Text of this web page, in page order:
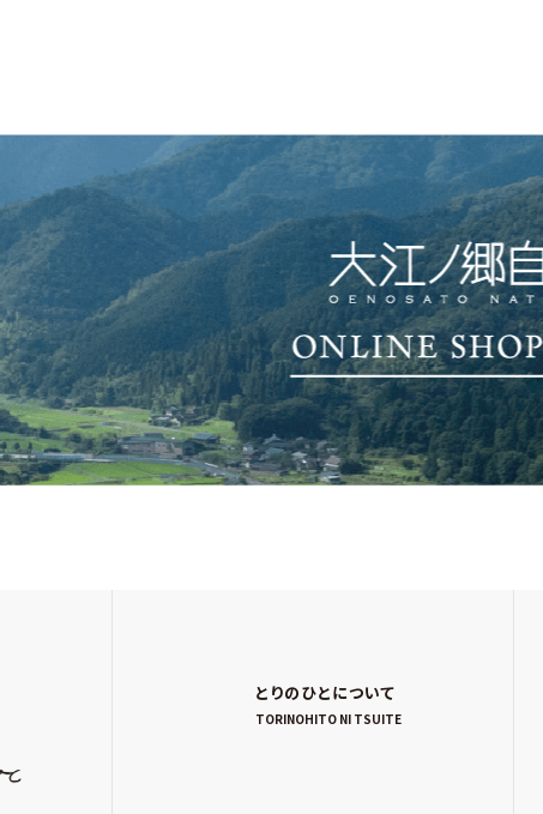
とりのひとについて
TORINOHITO NI TSUITE